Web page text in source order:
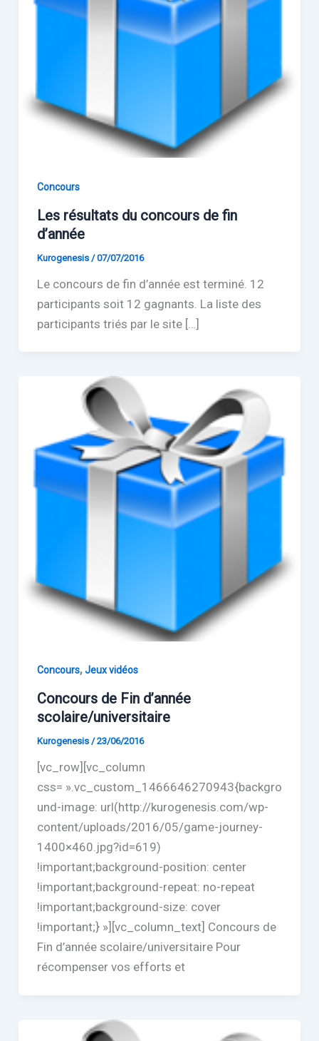
Concours
Les résultats du concours de fin
d’année
Kurogenesis /07/07/2016
Le concours de fin d’année est terminé. 12
participants soit 12 gagnants. La liste des
participants triés par le site […]
Concours,Jeux vidéos
Concours de Fin d’année
scolaire/universitaire
Kurogenesis /23/06/2016
[vc_row][vc_column
css= ».vc_custom_1466646270943{backgro
und-image: url(http://kurogenesis.com/wp-
content/uploads/2016/05/game-journey-
1400×460.jpg?id=619)
!important;background-position: center
!important;background-repeat: no-repeat
!important;background-size: cover
!important;} »][vc_column_text] Concours de
Fin d’année scolaire/universitaire Pour
récompenser vos efforts et